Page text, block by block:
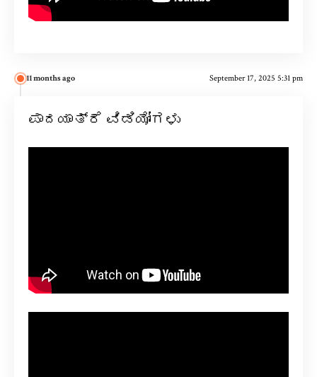
11 months ago September 17, 2025 5:31 pm
ಪಾದಯಾತ್ರೆ ವಿಡಿಯೋಗಳು